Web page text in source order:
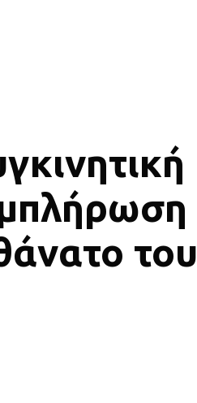
του